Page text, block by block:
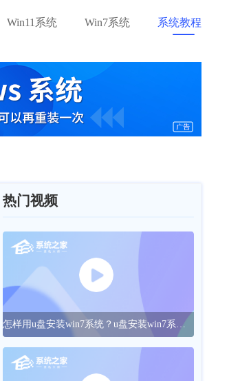
Win11系统 Win7系统 系统教程
热门视频
怎样用u盘安装win7系统？u盘安装win7系统的操作方法